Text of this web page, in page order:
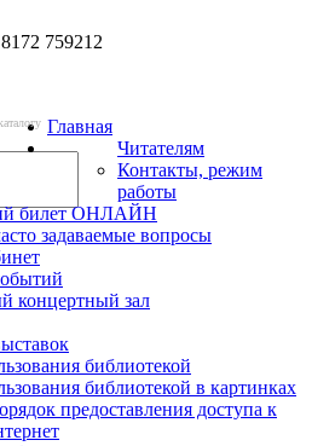
8172 759212
Главная
Читателям
Контакты, режим
работы
билет ОНЛАЙН
задаваемые вопросы
концертный зал
библиотекой
библиотекой в картинках
предоставления доступа к